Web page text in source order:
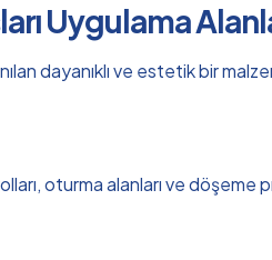
Uygulama
dayanıklı ve estetik bir
oturma alanları ve